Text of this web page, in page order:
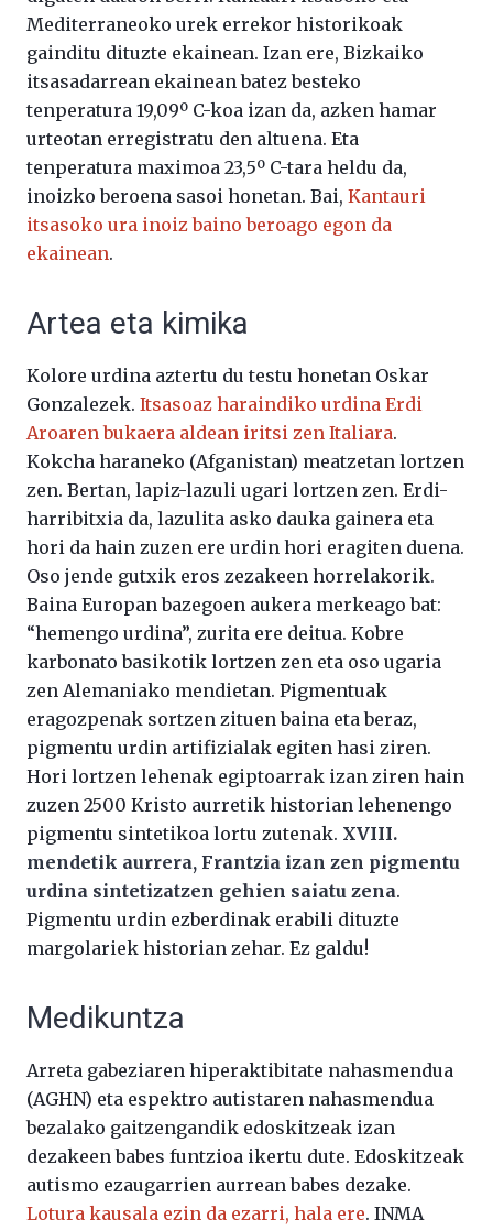
Mediterraneoko urek errekor historikoak
gainditu dituzte ekainean. Izan ere, Bizkaiko
itsasadarrean ekainean batez besteko
tenperatura 19,09º C-koa izan da, azken hamar
urteotan erregistratu den altuena. Eta
tenperatura maximoa 23,5º C-tara heldu da,
inoizko beroena sasoi honetan. Bai, Kantauri
itsasoko ura inoiz baino beroago egon da
ekainean.
Artea eta kimika
Kolore urdina aztertu du testu honetan Oskar
Gonzalezek. Itsasoaz haraindiko urdina Erdi
Aroaren bukaera aldean iritsi zen Italiara.
Kokcha haraneko (Afganistan) meatzetan lortzen
zen. Bertan, lapiz-lazuli ugari lortzen zen. Erdi-
harribitxia da, lazulita asko dauka gainera eta
hori da hain zuzen ere urdin hori eragiten duena.
Oso jende gutxik eros zezakeen horrelakorik.
Baina Europan bazegoen aukera merkeago bat:
“hemengo urdina”, zurita ere deitua. Kobre
karbonato basikotik lortzen zen eta oso ugaria
zen Alemaniako mendietan. Pigmentuak
eragozpenak sortzen zituen baina eta beraz,
pigmentu urdin artifizialak egiten hasi ziren.
Hori lortzen lehenak egiptoarrak izan ziren hain
zuzen 2500 Kristo aurretik historian lehenengo
pigmentu sintetikoa lortu zutenak. XVIII.
mendetik aurrera, Frantzia izan zen pigmentu
urdina sintetizatzen gehien saiatu zena.
Pigmentu urdin ezberdinak erabili dituzte
margolariek historian zehar. Ez galdu!
Medikuntza
Arreta gabeziaren hiperaktibitate nahasmendua
(AGHN) eta espektro autistaren nahasmendua
bezalako gaitzengandik edoskitzeak izan
dezakeen babes funtzioa ikertu dute. Edoskitzeak
autismo ezaugarrien aurrean babes dezake.
Lotura kausala ezin da ezarri, hala ere. INMA